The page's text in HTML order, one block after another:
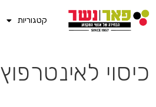
קטגוריות
כיסוי לאינטרפוץ 4 דרך SmartControl לגוף 35600000 מרובע כרום מוברש